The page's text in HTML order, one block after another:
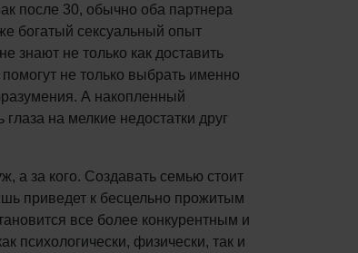
после 30, обычно оба партнера
богатый сексуальный опыт
знают не только как доставить
не только выбрать именно
А накопленный
на мелкие недостатки друг
а за кого. Создавать семью стоит
приведет к бесцельно прожитым
все более конкурентным и
психологически, физически, так и